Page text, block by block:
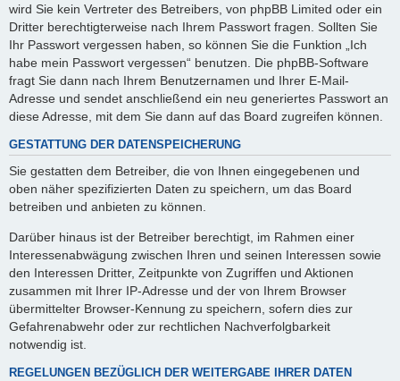
wird Sie kein Vertreter des Betreibers, von phpBB Limited oder ein
Dritter berechtigterweise nach Ihrem Passwort fragen. Sollten Sie
Ihr Passwort vergessen haben, so können Sie die Funktion „Ich
habe mein Passwort vergessen“ benutzen. Die phpBB-Software
fragt Sie dann nach Ihrem Benutzernamen und Ihrer E-Mail-
Adresse und sendet anschließend ein neu generiertes Passwort an
diese Adresse, mit dem Sie dann auf das Board zugreifen können.
GESTATTUNG DER DATENSPEICHERUNG
Sie gestatten dem Betreiber, die von Ihnen eingegebenen und
oben näher spezifizierten Daten zu speichern, um das Board
betreiben und anbieten zu können.
Darüber hinaus ist der Betreiber berechtigt, im Rahmen einer
Interessenabwägung zwischen Ihren und seinen Interessen sowie
den Interessen Dritter, Zeitpunkte von Zugriffen und Aktionen
zusammen mit Ihrer IP-Adresse und der von Ihrem Browser
übermittelter Browser-Kennung zu speichern, sofern dies zur
Gefahrenabwehr oder zur rechtlichen Nachverfolgbarkeit
notwendig ist.
REGELUNGEN BEZÜGLICH DER WEITERGABE IHRER DATEN